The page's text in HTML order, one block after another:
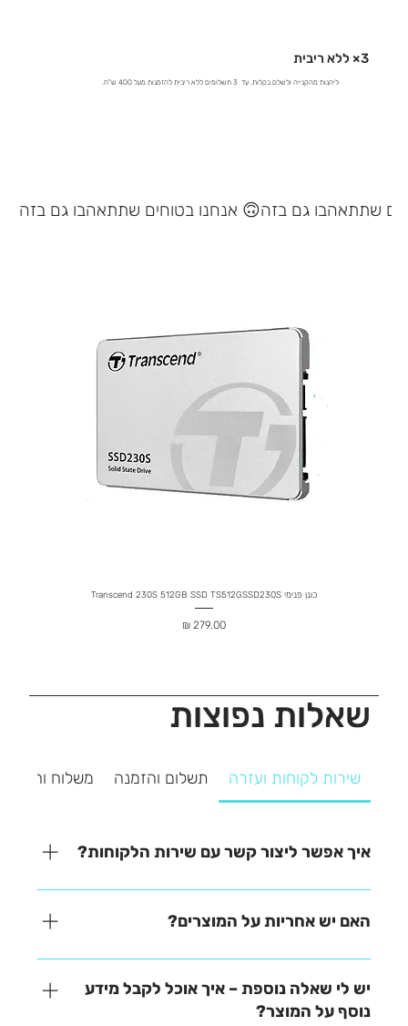
3× ללא ריבית
ליהנות מהקנייה ולשלם בקלות. עד 3 תשלומים ללא ריבית להזמנות מעל 400 ש"ח.
אנחנו בטוחים שתתאהבו גם בזה 🙃
כונן פנימי Transcend 230S 512GB SSD TS512GSSD230S
מחיר
שאלות נפוצות
שירות לקוחות ועזרה תשלום והזמנה משלוח
איך אפשר ליצור קשר עם שירות הלקוחות?
אנחנו כאן כדי לעזור! ניתן ליצור איתנו קשר בקלות דרך
אחת מהאפשרויות הבאות: - בטלפון – 03-641-6555 -
contact@zrazi.co.il נשמח לענות על כל שאלה ולעזור
לכם בכל נושא!
האם יש אחריות על המוצרים?
האחריות משתנה בהתאם לכל מוצר – תוכלו למצוא את כל
הפרטים בתיאור המוצר בעמוד הרכישה. לכל שאלה
נוספת, אנחנו כאן לעזור!
יש לי שאלה נוספת – איך אוכל לקבל מידע
נוסף על המוצר?